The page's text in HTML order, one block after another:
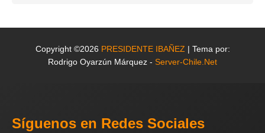
Copyright ©2026 PRESIDENTE IBAÑEZ | Tema por:
Rodrigo Oyarzún Márquez - Server-Chile.Net
Síguenos en Redes Sociales